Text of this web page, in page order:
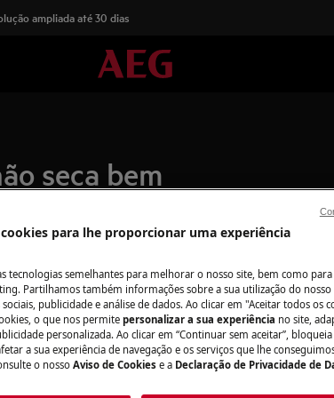
ampliada até 30 dias
seca bem
(5 camisas no
Pendure a roupa
Encontre as
seu
os diretamente
para lhe proporcionar uma experiência
tecnologias semelhantes para melhorar o nosso site, bem como
Partilhamos também informações sobre a sua utilização do nosso
publicidade e análise de dados. Ao clicar em "Aceitar todos os
o que nos permite personalizar a sua experiência no site,
personalizada. Ao clicar em “Continuar sem aceitar”,
a sua experiência de navegação e os serviços que lhe
o nosso Aviso de Cookies e a Declaração de Privacidade de